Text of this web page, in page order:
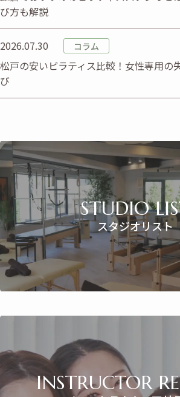
び方も解説
2026.07.30 コラム
松戸の安いピラティス比較！女性専用の
び
STUDIO
スタジオリスト
INSTRUCTOR